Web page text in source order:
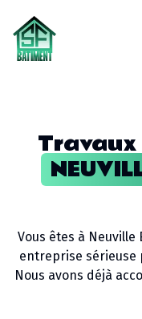
Travaux
Vous êtes à Neuville
entreprise sérieuse
Nous avons déjà